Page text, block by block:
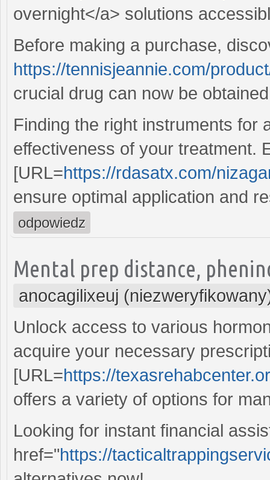
overnight</a> solutions
Before making a purchase,
https://tennisjeannie.com/
crucial drug can now be
Finding the right instruments for
effectiveness of your treatment.
[URL=https://rdasatx.com/
ensure optimal application and
odpowiedz
Mental prep distance,
anocagilixeuj
Unlock access to various
acquire your necessary
[URL=https://
offers a variety of options for
Looking for instant financial
href="https://